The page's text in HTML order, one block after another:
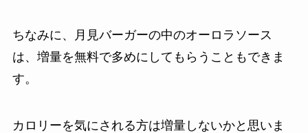
ちなみに、月見バーガーの中のオーロラソース
は、増量を無料で多めにしてもらうこともできま
す。
カロリーを気にされる方は増量しないかと思いま